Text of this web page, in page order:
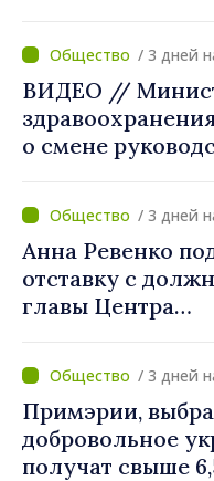
создания Единых
предоставления
/ 3 дней
ВИДЕО //
о смене
больницы.
Капчеля будет
обязанности
/ 3 дней
Анна Ревенко
отставку с
главы Центра
коммуникации и
противодействия
дезинформации
/ 3 дней
Примэрии,
добровольное
получат свыше